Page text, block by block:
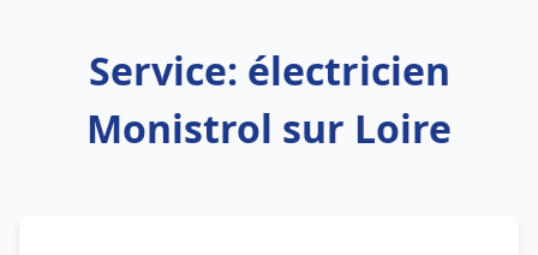
Service: électricien
Monistrol sur Loire